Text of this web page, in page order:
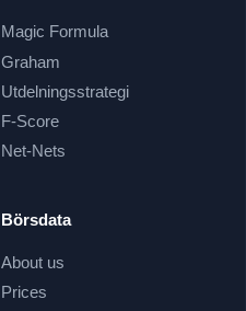
Magic Formula
Graham
Utdelningsstrategi
F-Score
Net-Nets
Börsdata
About us
Prices